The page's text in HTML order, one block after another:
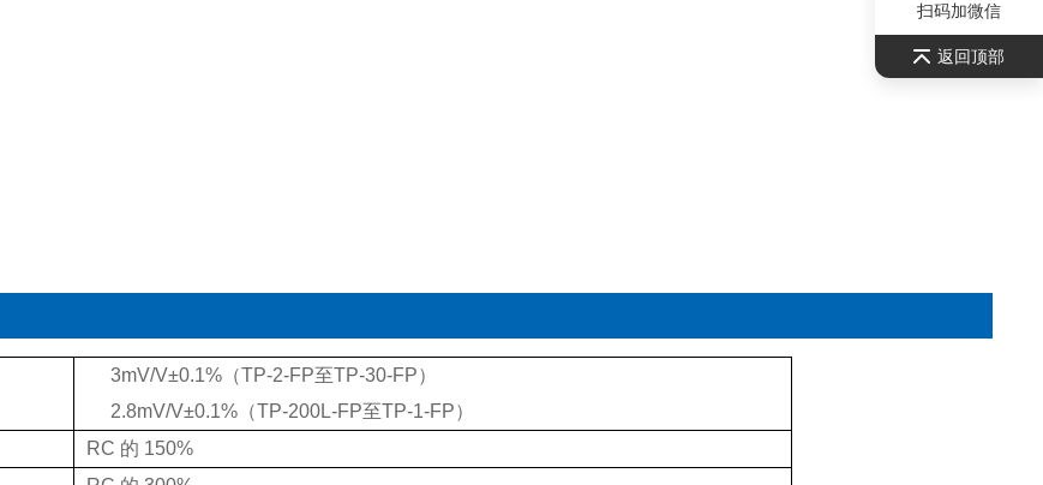
3mV/V±0.1%（TP-2-FP至TP-30-FP）
2.8mV/V±0.1%（TP-200L-FP至TP-1-FP）
RC 的 150%
扫码加微信
返回顶部